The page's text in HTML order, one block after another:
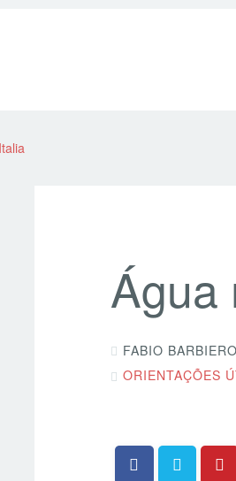
Água
FABIO BARBIERO
ORIENTAÇÕES